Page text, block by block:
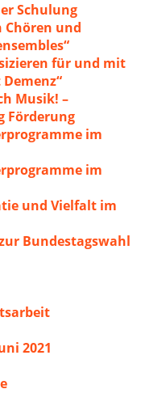
Schulung
Chören und
für und mit
Musik! –
Förderung
im
im
und Vielfalt im
Bundestagswahl
2021